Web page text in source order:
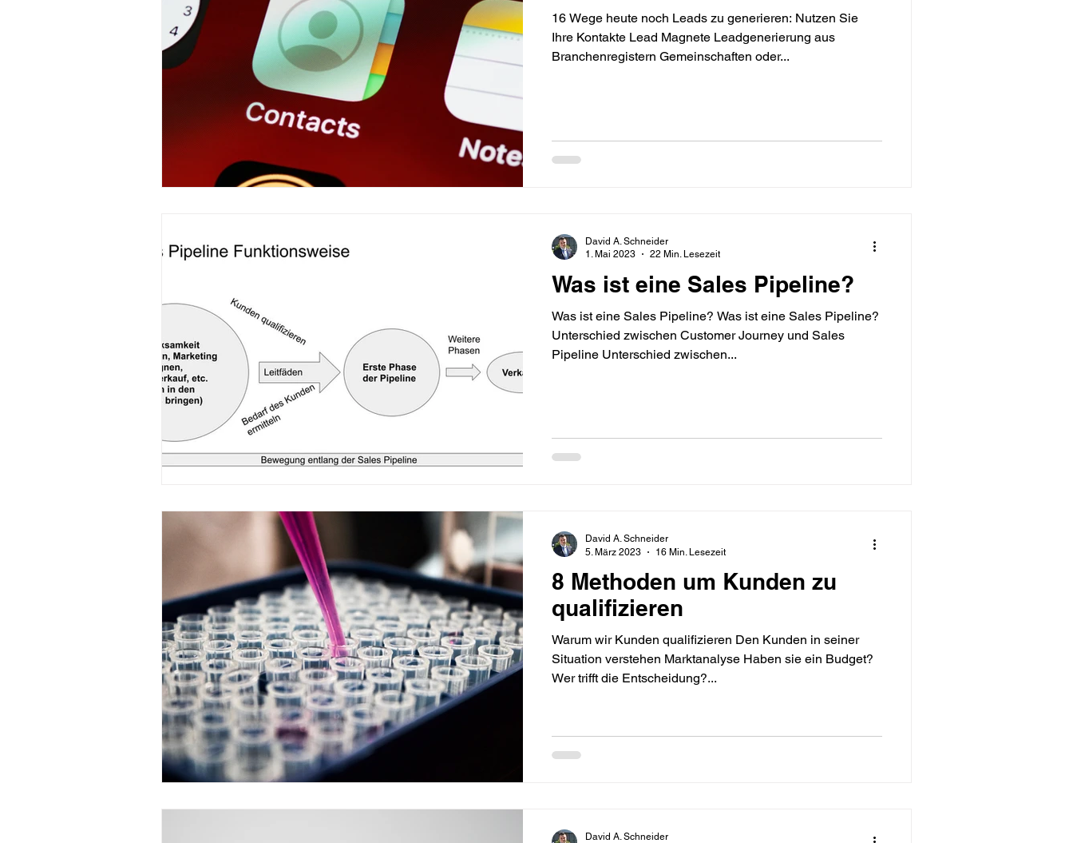
16 Wege heute noch Leads zu generieren: Nutzen Sie
Ihre Kontakte Lead Magnete Leadgenerierung aus
Branchenregistern Gemeinschaften oder...
Was ist eine Sales Pipeline?
Was ist eine Sales Pipeline? Was ist eine Sales Pipeline?
Unterschied zwischen Customer Journey und Sales
Pipeline Unterschied zwischen...
David A. Schneider
1. Mai 2023
22 Min. Lesezeit
8 Methoden um Kunden zu
qualifizieren
Warum wir Kunden qualifizieren Den Kunden in seiner
Situation verstehen Marktanalyse Haben sie ein Budget?
Wer trifft die Entscheidung?...
David A. Schneider
5. März 2023
16 Min. Lesezeit
David A. Schneider